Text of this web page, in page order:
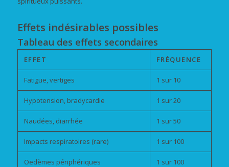
Effets indésirables possibles
Tableau des effets secondaires
EFFET FRÉQUENCE
Fatigue, vertiges 1 sur 10
Hypotension, bradycardie 1 sur 20
Naudées, diarrhée 1 sur 50
Impacts respiratoires (rare) 1 sur 100
Oedèmes périphériques 1 sur 100